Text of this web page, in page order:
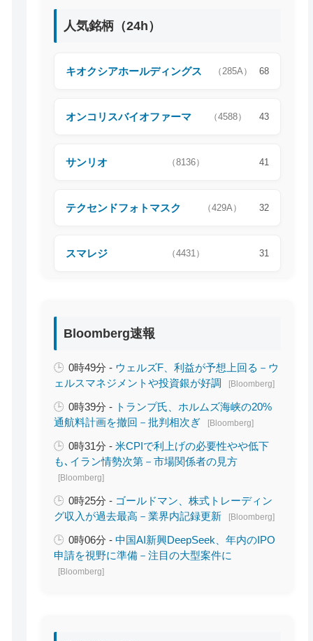
人気銘柄（24h）
キオクシアホールディングス （285A） 68
オンコリスバイオファーマ （4588） 43
サンリオ （8136） 41
テクセンドフォトマスク （429A） 32
スマレジ （4431） 31
Bloomberg速報
0時49分 - ウェルズF、利益が予想上回る－ウ
ェルスマネジメントや投資銀が好調
[Bloomberg]
0時39分 - トランプ氏、ホルムズ海峡の20%
通航料計画を撤回－批判相次ぎ
[Bloomberg]
0時31分 -米CPIで利上げの必要性やや低下
も､イラン情勢次第－市場関係者の見方
[Bloomberg]
0時25分 - ゴールドマン、株式トレーディン
グ収入が過去最高－業界内記録更新
[Bloomberg]
0時06分 -中国AI新興DeepSeek、年内のIPO
申請を視野に準備－注目の大型案件に
[Bloomberg]